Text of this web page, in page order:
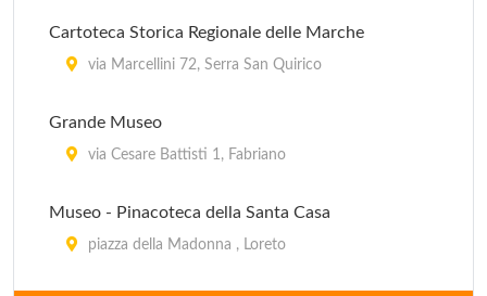
Cartoteca Storica Regionale delle Marche
via Marcellini 72, Serra San Quirico
Grande Museo
via Cesare Battisti 1, Fabriano
Museo - Pinacoteca della Santa Casa
piazza della Madonna , Loreto